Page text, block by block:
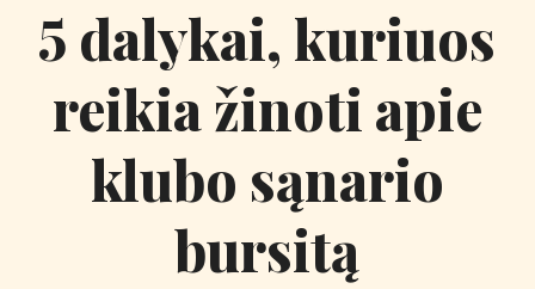
5 dalykai, kuriuos
reikia žinoti apie
klubo sąnario
bursitą